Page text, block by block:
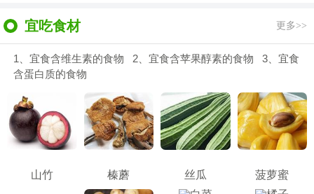
宜吃食材 更多>>
1、宜食含维生素的食物 2、宜食含苹果醇素的食物 3、宜食
含蛋白质的食物
山竹 榛蘑 丝瓜 菠萝蜜